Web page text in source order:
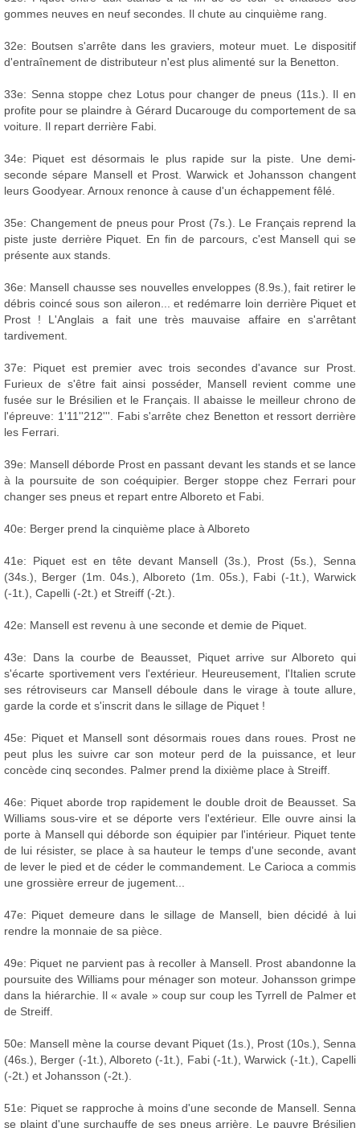
gommes neuves en neuf secondes. Il chute au cinquième rang.
32e: Boutsen s'arrête dans les graviers, moteur muet. Le dispositif
d'entraînement de distributeur n'est plus alimenté sur la Benetton.
33e: Senna stoppe chez Lotus pour changer de pneus (11s.). Il en
profite pour se plaindre à Gérard Ducarouge du comportement de sa
voiture. Il repart derrière Fabi.
34e: Piquet est désormais le plus rapide sur la piste. Une demi-
seconde sépare Mansell et Prost. Warwick et Johansson changent
leurs Goodyear. Arnoux renonce à cause d'un échappement fêlé.
35e: Changement de pneus pour Prost (7s.). Le Français reprend la
piste juste derrière Piquet. En fin de parcours, c'est Mansell qui se
présente aux stands.
36e: Mansell chausse ses nouvelles enveloppes (8.9s.), fait retirer le
débris coincé sous son aileron... et redémarre loin derrière Piquet et
Prost ! L'Anglais a fait une très mauvaise affaire en s'arrêtant
tardivement.
37e: Piquet est premier avec trois secondes d'avance sur Prost.
Furieux de s'être fait ainsi posséder, Mansell revient comme une
fusée sur le Brésilien et le Français. Il abaisse le meilleur chrono de
l'épreuve: 1'11''212'''. Fabi s'arrête chez Benetton et ressort derrière
les Ferrari.
39e: Mansell déborde Prost en passant devant les stands et se lance
à la poursuite de son coéquipier. Berger stoppe chez Ferrari pour
changer ses pneus et repart entre Alboreto et Fabi.
40e: Berger prend la cinquième place à Alboreto
41e: Piquet est en tête devant Mansell (3s.), Prost (5s.), Senna
(34s.), Berger (1m. 04s.), Alboreto (1m. 05s.), Fabi (-1t.), Warwick
(-1t.), Capelli (-2t.) et Streiff (-2t.).
42e: Mansell est revenu à une seconde et demie de Piquet.
43e: Dans la courbe de Beausset, Piquet arrive sur Alboreto qui
s'écarte sportivement vers l'extérieur. Heureusement, l'Italien scrute
ses rétroviseurs car Mansell déboule dans le virage à toute allure,
garde la corde et s'inscrit dans le sillage de Piquet !
45e: Piquet et Mansell sont désormais roues dans roues. Prost ne
peut plus les suivre car son moteur perd de la puissance, et leur
concède cinq secondes. Palmer prend la dixième place à Streiff.
46e: Piquet aborde trop rapidement le double droit de Beausset. Sa
Williams sous-vire et se déporte vers l'extérieur. Elle ouvre ainsi la
porte à Mansell qui déborde son équipier par l'intérieur. Piquet tente
de lui résister, se place à sa hauteur le temps d'une seconde, avant
de lever le pied et de céder le commandement. Le Carioca a commis
une grossière erreur de jugement...
47e: Piquet demeure dans le sillage de Mansell, bien décidé à lui
rendre la monnaie de sa pièce.
49e: Piquet ne parvient pas à recoller à Mansell. Prost abandonne la
poursuite des Williams pour ménager son moteur. Johansson grimpe
dans la hiérarchie. Il « avale » coup sur coup les Tyrrell de Palmer et
de Streiff.
50e: Mansell mène la course devant Piquet (1s.), Prost (10s.), Senna
(46s.), Berger (-1t.), Alboreto (-1t.), Fabi (-1t.), Warwick (-1t.), Capelli
(-2t.) et Johansson (-2t.).
51e: Piquet se rapproche à moins d'une seconde de Mansell. Senna
se plaint d'une surchauffe de ses pneus arrière. Le pauvre Brésilien